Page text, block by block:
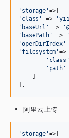
' storage '
' class ' => '
' baseUrl ' => '
' basePath ' => '
'openDirIndex '
' filesystem '=> [
' class '
' path '
],
阿里云上传
' storage '